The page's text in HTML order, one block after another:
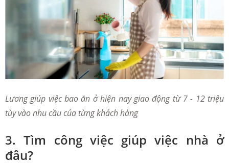
Lương giúp việc bao ăn ở hiện nay giao động từ 7 - 12 triệu
tùy vào nhu cầu của từng khách hàng
3. Tìm công việc giúp việc nhà ở
đâu?